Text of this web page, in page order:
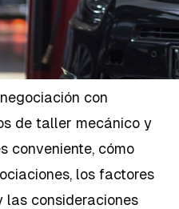
con
de taller mecánico y
conveniente, cómo
los factores
las consideraciones